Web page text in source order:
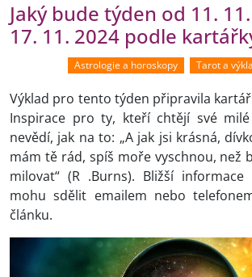
Jaký bude týden od 11.
17. 11. 2024 podle
Astrologie a horoskopy Tarot a
Výklad pro tento týden připravila
Inspirace pro ty, kteří chtějí své
nevědí, jak na to: „A jak jsi krásná,
mám tě rád, spíš moře vyschnou, než
milovat“ (R .Burns). Bližší
mohu sdělit emailem nebo
článku.